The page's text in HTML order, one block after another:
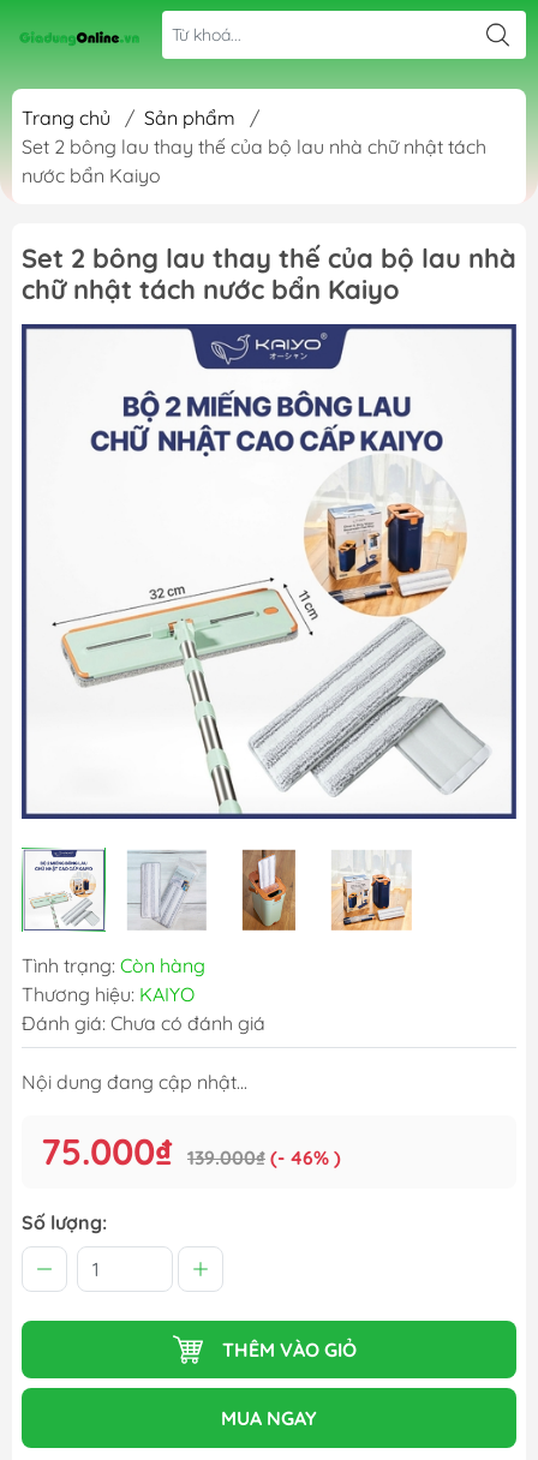
Trang chủ / Sản phẩm
/
Set 2 bông lau thay thế của bộ lau nhà chữ nhật tách
nước bẩn Kaiyo
Set 2 bông lau thay thế của bộ lau nhà
chữ nhật tách nước bẩn Kaiyo
Tình trạng: Còn hàng
Thương hiệu: KAIYO
Đánh giá: Chưa có đánh giá
Nội dung đang cập nhật...
75.000₫ 139.000₫ (- 46% )
Số lượng:
THÊM VÀO GIỎ
MUA NGAY